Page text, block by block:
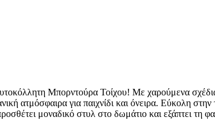
Μπορντούρα Τοίχου! Με χαρούμενα
ατμόσφαιρα για παιχνίδι και όνειρα. Εύκολη
μοναδικό στυλ στο δωμάτιο και εξάπτει τη